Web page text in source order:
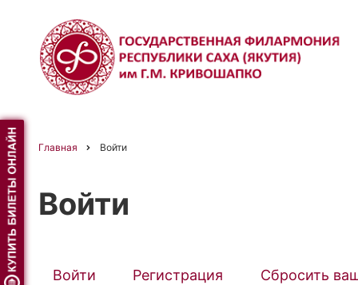
основному
содержанию
навигации
Главная Войти
Войти
Войти (активная
Регистрация Сбросить